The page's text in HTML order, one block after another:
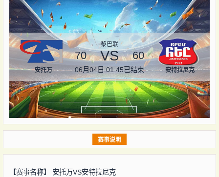
闻
安托万
黎巴联
70 VS 60
06月04日 01:45已结束 安特拉尼克
赛事说明
【赛事名称】 安托万VS安特拉尼克